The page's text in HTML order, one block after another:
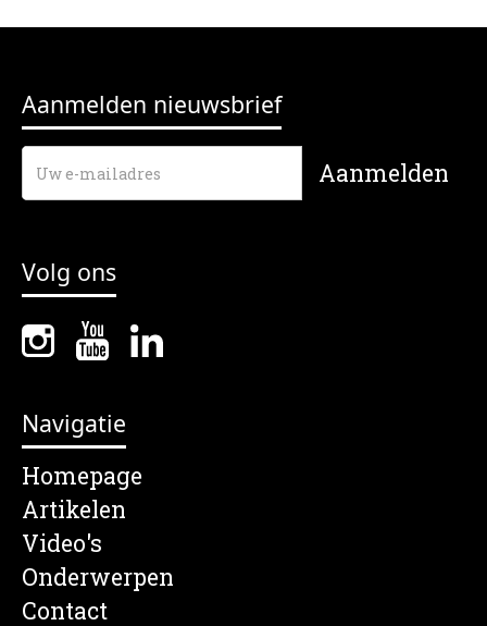
Aanmelden nieuwsbrief
Volg ons
Navigatie
Homepage
Artikelen
Video's
Onderwerpen
Contact